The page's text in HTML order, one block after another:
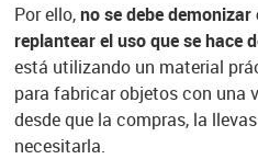
Por ello,no se debe
replantear el uso que se hace
está utilizando un material
para fabricar objetos con una
desde que la compras, la
necesitarla.